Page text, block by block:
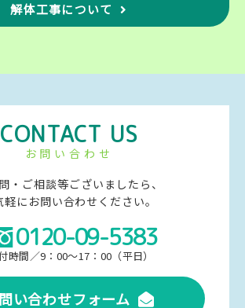
解体工事について
CONTACT US
お問い合わせ
・ご相談等ございましたら、
軽にお問い合わせください。
0120-09-5383
時間／9：00～17：00（平日）
い合わせフォーム